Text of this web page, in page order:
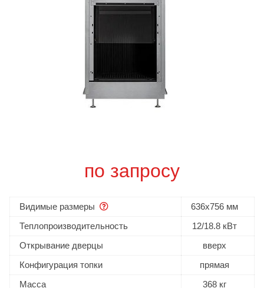
по запросу
Видимые размеры
636x756 мм
Теплопроизводительность
12/18.8 кВт
Открывание дверцы
вверх
Конфигурация топки
прямая
Масса
368 кг